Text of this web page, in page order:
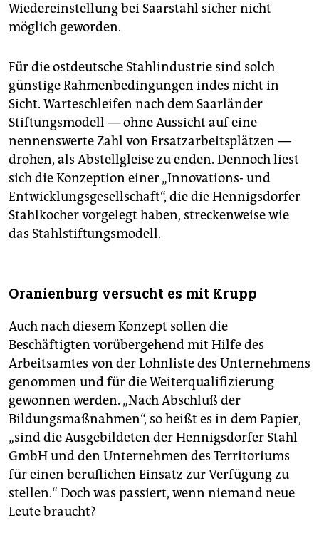
Wiedereinstellung bei Saarstahl sicher nicht
möglich geworden.
Für die ostdeutsche Stahlindustrie sind solch
günstige Rahmenbedingungen indes nicht in
Sicht. Warteschleifen nach dem Saarländer
Stiftungsmodell — ohne Aussicht auf eine
nennenswerte Zahl von Ersatzarbeitsplätzen —
drohen, als Abstellgleise zu enden. Dennoch liest
sich die Konzeption einer „Innovations- und
Entwicklungsgesellschaft“, die die Hennigsdorfer
Stahlkocher vorgelegt haben, streckenweise wie
das Stahlstiftungsmodell.
Oranienburg versucht es mit Krupp
Auch nach diesem Konzept sollen die
Beschäftigten vorübergehend mit Hilfe des
Arbeitsamtes von der Lohnliste des Unternehmens
genommen und für die Weiterqualifizierung
gewonnen werden. „Nach Abschluß der
Bildungsmaßnahmen“, so heißt es in dem Papier,
„sind die Ausgebildeten der Hennigsdorfer Stahl
GmbH und den Unternehmen des Territoriums
für einen beruflichen Einsatz zur Verfügung zu
stellen.“ Doch was passiert, wenn niemand neue
Leute braucht?